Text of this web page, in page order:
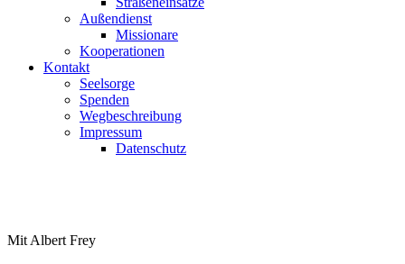
Außendienst
Missionare
Kooperationen
Kontakt
Seelsorge
Spenden
Wegbeschreibung
Impressum
Datenschutz
Mit Albert Frey